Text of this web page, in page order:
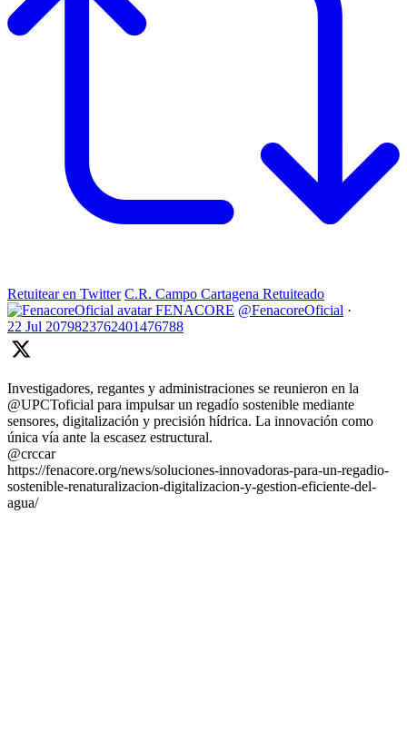
Retuitear en Twitter C.R. Campo Cartagena Retuiteado
FENACORE @FenacoreOficial ·
22 Jul 2079823762401476788
Investigadores, regantes y administraciones se reunieron en la
@UPCToficial para impulsar un regadío sostenible mediante
sensores, digitalización y precisión hídrica. La innovación como
única vía ante la escasez estructural.
@crccar
https://fenacore.org/news/soluciones-innovadoras-para-un-regadio-
sostenible-renaturalizacion-digitalizacion-y-gestion-eficiente-del-
agua/